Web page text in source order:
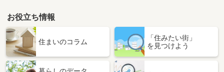
お役立ち情報
住まいのコラム
「住みたい街」
を見つけよう